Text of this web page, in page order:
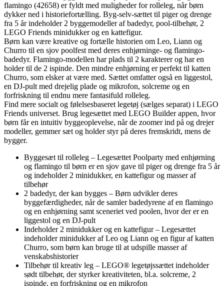
flamingo (42658) er fyldt med muligheder for rolleleg, når børn
dykker ned i historiefortælling. Byg-selv-sættet til piger og drenge
fra 5 år indeholder 2 byggemodeller af badedyr, pool-tilbehør, 2
LEGO Friends minidukker og en kattefigur.
Børn kan være kreative og fortælle historien om Leo, Liann og
Churro til en sjov poolfest med deres enhjørninge- og flamingo-
badedyr. Flamingo-modellen har plads til 2 karakterer og har en
holder til de 2 ispinde. Den mindre enhjørning er perfekt til katten
Churro, som elsker at være med. Sættet omfatter også en liggestol,
en DJ-pult med drejelig plade og mikrofon, solcreme og en
forfriskning til endnu mere fantasifuld rolleleg.
Find mere socialt og følelsesbaseret legetøj (sælges separat) i LEGO
Friends universet. Brug legesættet med LEGO Builder appen, hvor
børn får en intuitiv byggeoplevelse, når de zoomer ind på og drejer
modeller, gemmer sæt og holder styr på deres fremskridt, mens de
bygger.
Byggesæt til rolleleg – Legesættet Poolparty med enhjørning
og flamingo til børn er en sjov gave til piger og drenge fra 5 år
og indeholder 2 minidukker, en kattefigur og masser af
tilbehør
2 badedyr, der kan bygges – Børn udvikler deres
byggefærdigheder, når de samler badedyrene af en flamingo
og en enhjørning samt sceneriet ved poolen, hvor der er en
liggestol og en DJ-pult
Indeholder 2 minidukker og en kattefigur – Legesættet
indeholder minidukker af Leo og Liann og en figur af katten
Churro, som børn kan bruge til at udspille masser af
venskabshistorier
Tilbehør til kreativ leg – LEGO® legetøjssættet indeholder
sødt tilbehør, der styrker kreativiteten, bl.a. solcreme, 2
ispinde, en forfriskning og en mikrofon